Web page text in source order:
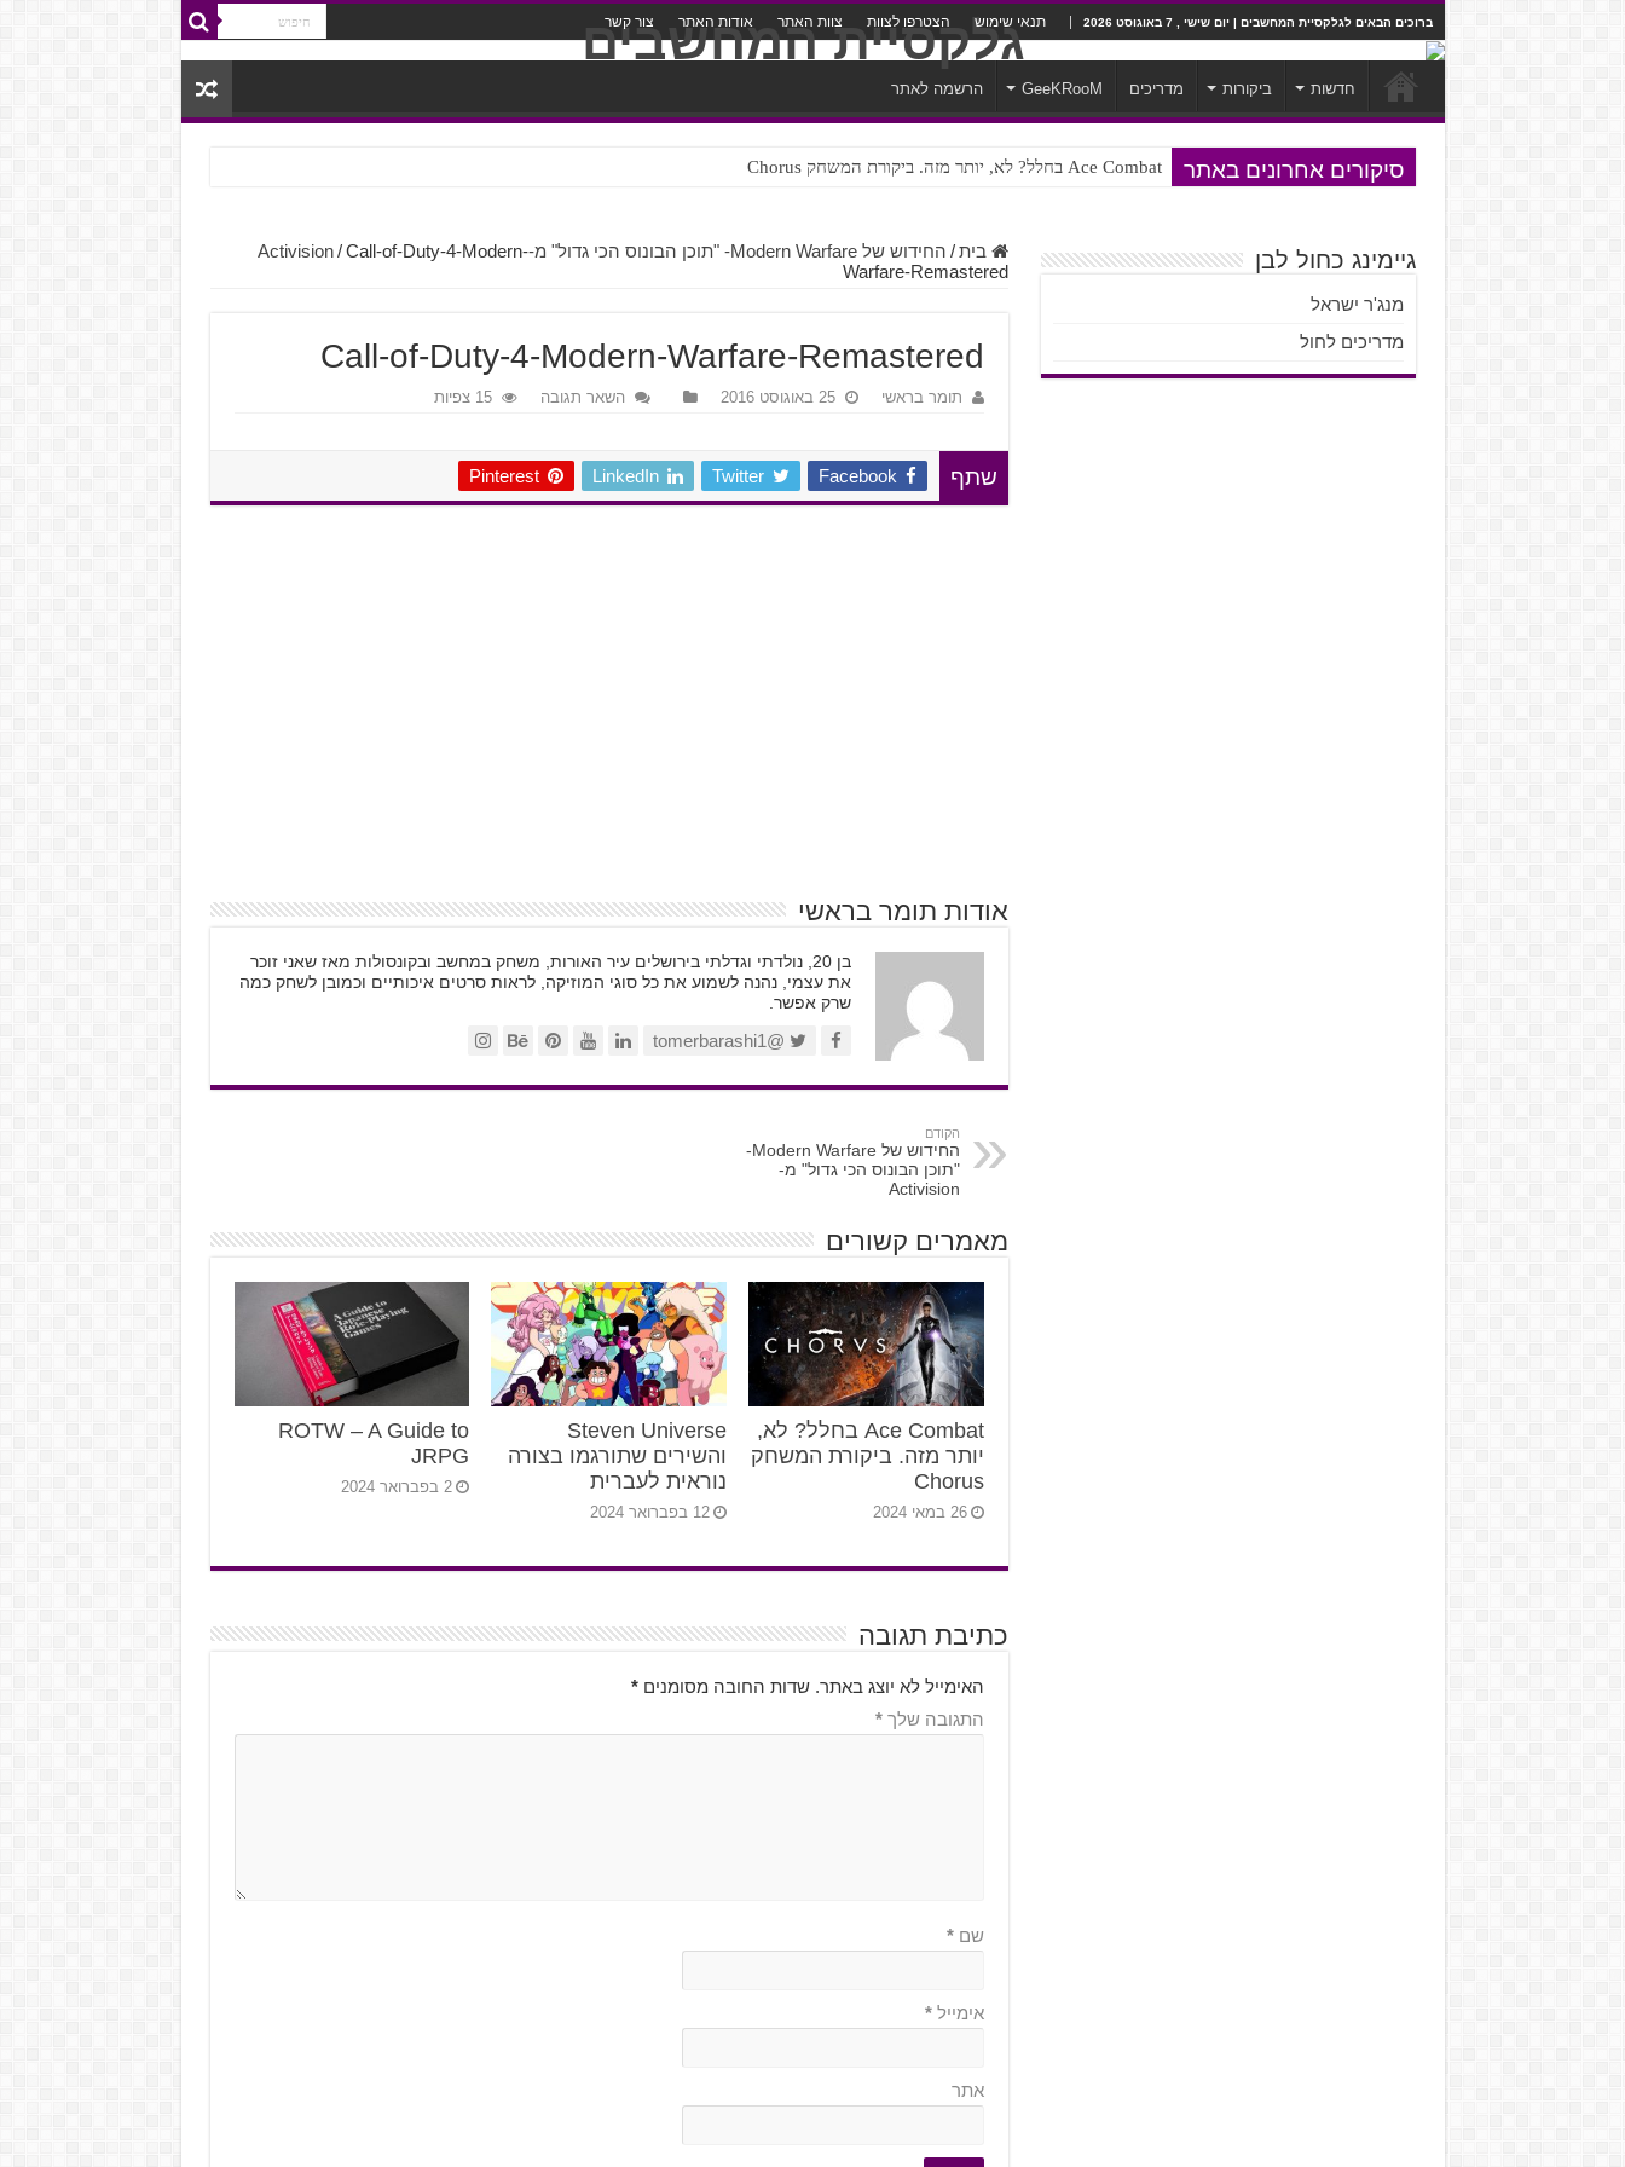
ברוכים הבאים לגלקסיית המחשבים | יום שישי , 7 באוגוסט 2026 תנאי שימוש הצטרפו לצוות צוות האתר אודות האתר צור קשר
חדשות ביקורות מדריכים GeeKRooM הרשמה לאתר
סיקורים אחרונים באתר Ace Combat בחלל? לא, יותר מזה. ביקורת המשחק Chorus
Steven Universe והשירים שתורגמו בצורה נוראית לעברית
בית / החידוש של Modern Warfare- "תוכן הבונוס הכי גדול" מ-Activision / Call-of-Duty-4-Modern-
Warfare-Remastered
Call-of-Duty-4-Modern-Warfare-Remastered
תומר בראשי 25 באוגוסט 2016 השאר תגובה 15 צפיות
שתף Facebook
Twitter
LinkedIn
Pinterest
אודות תומר בראשי
בן 20, נולדתי וגדלתי בירושלים עיר האורות, משחק במחשב ובקונסולות מאז שאני זוכר
את עצמי, נהנה לשמוע את כל סוגי המוזיקה, לראות סרטים איכותיים וכמובן לשחק כמה
שרק אפשר.
@tomerbarashi1
הקודם
החידוש של Modern Warfare-
"תוכן הבונוס הכי גדול" מ-
Activision
מאמרים קשורים
Ace Combat בחלל? לא,
יותר מזה. ביקורת המשחק
Chorus
26 במאי 2024
Steven Universe
והשירים שתורגמו בצורה
נוראית לעברית
12 בפברואר 2024
ROTW – A Guide to
JRPG
2 בפברואר 2024
כתיבת תגובה
האימייל לא יוצג באתר. שדות החובה מסומנים*
התגובה שלך*
שם*
אימייל*
אתר
גיימינג כחול לבן
מנג'ר ישראל
מדריכים לחול